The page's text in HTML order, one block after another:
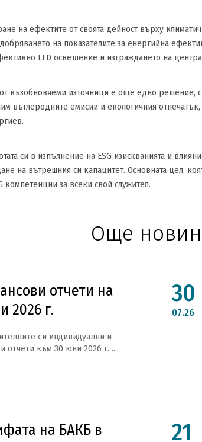
на ефектите от своята дейност върху
на показателите за енергийна
LED осветление и изграждането на
възобновяеми източници е още едно решение, с
въглеродните емисии и екологичния отпечатък,
си в изпълнение на ESG изискванията и
на вътрешния си капацитет. Основната цел,
за всеки свой служител.
Още
отчети на
2026 г.
си индивидуални и
отчети към 30 юни 2026 г. ...
30
07.26
на БАКБ в
21